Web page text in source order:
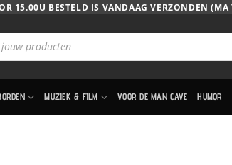
15.00U BESTELD IS VANDAAG VERZONDEN
MUZIEK & FILM VOOR DE MAN CAVE HUMOR